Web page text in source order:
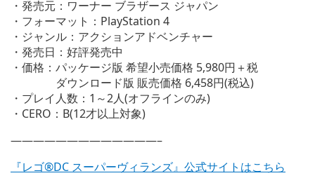
開
・発売元：ワーナー ブラザース ジャパン
・フォーマット：PlayStation 4
・ジャンル：アクションアドベンチャー
・発売日：好評発売中
・価格：パッケージ版 希望小売価格 5,980円＋税
ダウンロード版 販売価格 6,458円(税込)
・プレイ人数：1～2人(オフラインのみ)
・CERO：B(12才以上対象)
—————————————–
『レゴ®DC スーパーヴィランズ』公式サイトはこちら